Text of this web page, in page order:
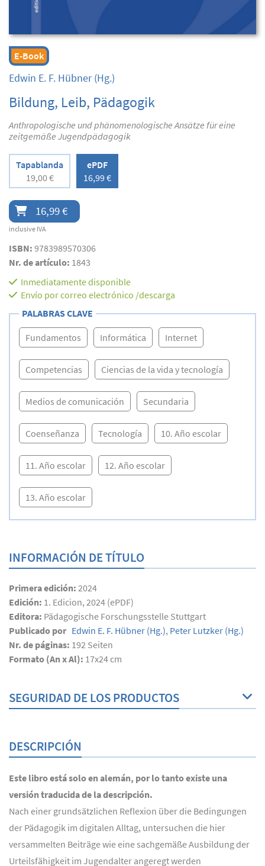
E-Book
Edwin E. F. Hübner(Hg.)
Bildung, Leib, Pädagogik
Anthropologische und phänomenologische Ansätze für eine
zeitgemäße Jugendpädagogik
Tapablanda
19,00 €
ePDF
16,99 €
16,99 €
inclusive IVA
ISBN: 9783989570306
Nr. de artículo: 1843
Inmediatamente disponible
Envío por correo electrónico /descarga
PALABRAS CLAVE
Fundamentos Informática Internet
Competencias Ciencias de la vida y tecnología
Medios de comunicación Secundaria
Coenseñanza Tecnología 10. Año escolar
11. Año escolar 12. Año escolar
13. Año escolar
INFORMACIÓN DE TÍTULO
Primera edición: 2024
Edición: 1. Edicion, 2024 (ePDF)
Editora: Pädagogische Forschungsstelle Stuttgart
Publicado por Edwin E. F. Hübner (Hg.), Peter Lutzker (Hg.)
Nr. de páginas: 192 Seiten
Formato (An x Al): 17x24 cm
SEGURIDAD DE LOS PRODUCTOS
DESCRIPCIÓN
Este libro está solo en alemán, por lo tanto existe una
versión traducida de la descripción.
Nach einer grundsätzlichen Reflexion über die Bedingungen
der Pädagogik im digitalen Alltag, untersuchen die hier
versammelten Beiträge wie eine sachgemäße Ausbildung der
Urteilsfähigkeit im Jugendalter angeregt werden